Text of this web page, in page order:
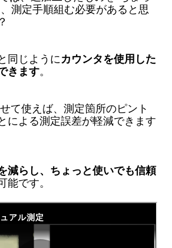
測定手順組む必要があると思
同じようにカウンタを使用した
きます。
て使えば、測定箇所のピント
による測定誤差が軽減できます
減らし、ちょっと使いでも信頼
能です。